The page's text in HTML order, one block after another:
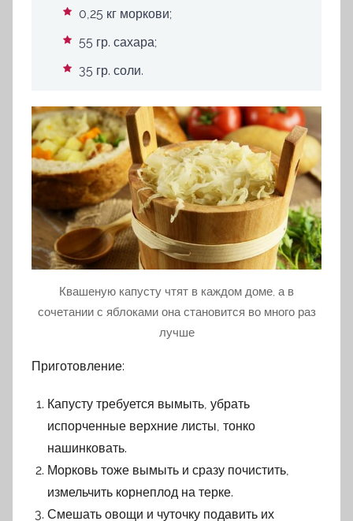
0,25 кг моркови;
55 гр. сахара;
35 гр. соли.
Квашеную капусту чтят в каждом доме, а в
сочетании с яблоками она становится во много раз
лучше
Приготовление:
Капусту требуется вымыть, убрать
испорченные верхние листы, тонко
нашинковать.
Морковь тоже вымыть и сразу почистить,
измельчить корнеплод на терке.
Смешать овощи и чуточку подавить их